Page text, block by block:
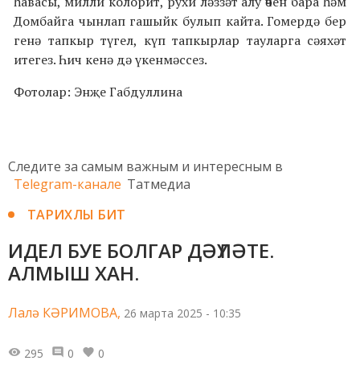
Домбайга чынлап гашыйк булып кайта. Гомердә бер
генә тапкыр түгел, күп тапкырлар тауларга сәяхәт
итегез. Һич кенә дә үкенмәссез.
Фотолар: Энҗе Габдуллина
Следите за самым важным и интересным в
Telegram-канале Татмедиа
ТАРИХЛЫ БИТ
ИДЕЛ БУЕ БОЛГАР ДӘҮЛӘТЕ.
АЛМЫШ ХАН.
Лалә КӘРИМОВА, 26 марта 2025 - 10:35
295 0 0